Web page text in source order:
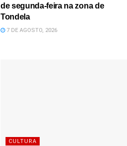
de segunda-feira na zona de
Tondela
7 DE AGOSTO, 2026
CULTURA